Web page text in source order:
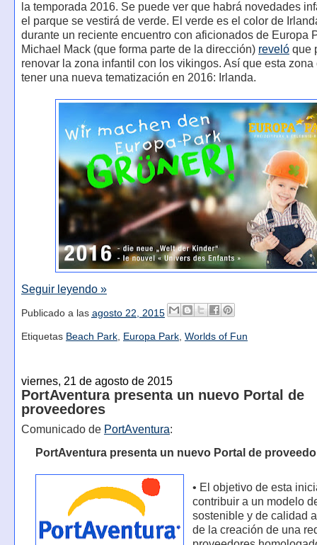
la temporada 2016. Se puede ver que habrá novedades
el parque se vestirá de verde. El verde es el color de
durante un reciente encuentro con aficionados de Europa
Michael Mack (que forma parte de la dirección) revelóque
renovar la zona infantil con los vikingos. Así que esta zona
tener una nueva tematización en 2016: Irlanda.
Seguir leyendo »
Publicado a las agosto 22, 2015
Etiquetas Beach Park, Europa Park, Worlds of Fun
viernes, 21 de agosto de 2015
PortAventura presenta un nuevo Portal de
proveedores
Comunicado de PortAventura:
PortAventura presenta un nuevo Portal de
• El objetivo de esta
contribuir a un modelo
sostenible y de calidad
de la creación de una